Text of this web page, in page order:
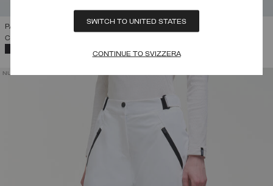
SWITCH TO UNITED STATES
CONTINUE TO SVIZZERA
PANTALONI DA SCI IMBOTTITI LIKELY
CHF 275,00
NUOVI ARRIVI